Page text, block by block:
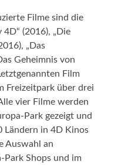
Filme sind die
(2016), „Die
„Das
Geheimnis von
Film
Freizeitpark über drei
vier Filme werden
Park gezeigt und
Ländern in 4D Kinos
Auswahl an
Park Shops und im